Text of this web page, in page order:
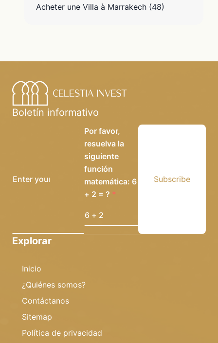
Acheter une Villa à Marrakech (48)
Boletín informativo
Por favor,
resuelva la
siguiente
función
matemática: 6
+ 2 = ?
Subscribe
Explorar
Inicio
¿Quiénes somos?
Contáctanos
Sitemap
Política de privacidad